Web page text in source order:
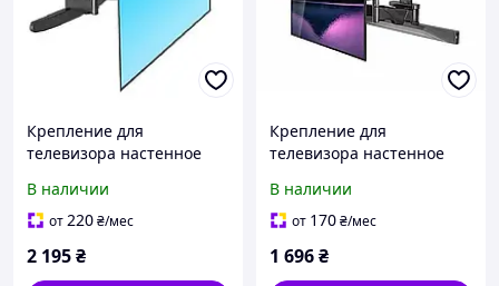
Крепление для
телевизора настенное
85" Кронштейн ТВ с
поворотом Держатель
В наличии
от220₴/мес
2 195₴
Крепление для
телевизора настенное
75" Кронштейн ТВ с
поворотом Держатель
В наличии
от 170₴/мес
1 696₴